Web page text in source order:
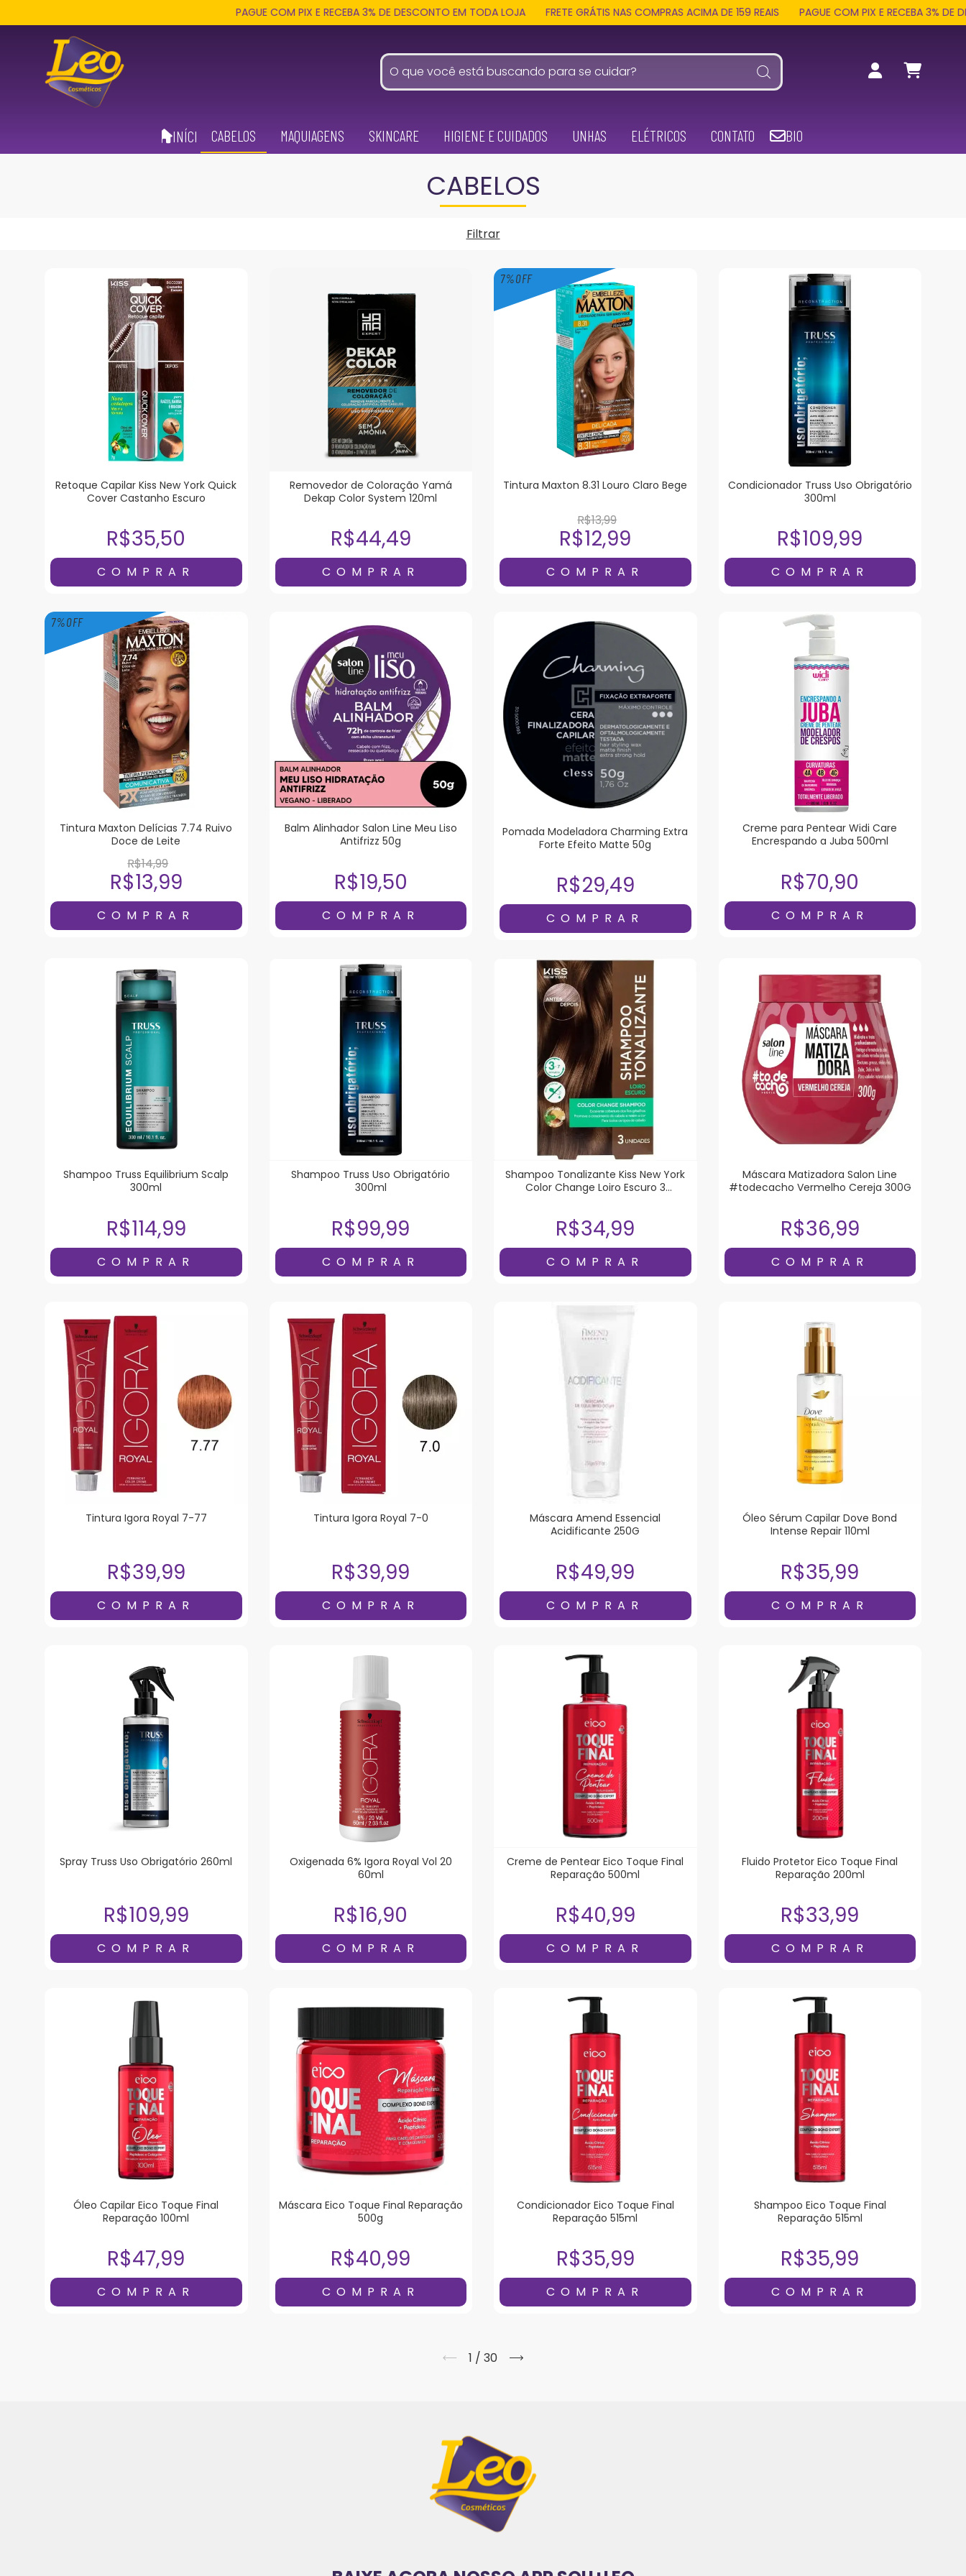
PAGUE COM PIX E RECEBA 3% DE DESCONTO EM TODA LOJA FRETE GRÁTIS NAS COMPRAS ACIMA DE 159 REAIS PAGUE COM PIX E RECEBA 3% DE DESCONTO
INÍCIO CABELOS MAQUIAGENS SKINCARE HIGIENE E CUIDADOS UNHAS ELÉTRICOS CONTATO BIO
CABELOS
Filtrar
Retoque Capilar Kiss New York Quick
Cover Castanho Escuro
R$35,50
Removedor de Coloração Yam
Dekap Color System 120ml
R$44,49
7%OFF
Tintura Maxton 8.31 Louro Claro Bege
R$13,99
R$12,99
Condicionador Truss Uso Obrigatório
300ml
R$109,99
7%OFF
Tintura Maxton Delícias 7.74 Ruivo
Doce de Leite
R$14,99
R$13,99
Balm Alinhador Salon Line Meu Liso
Antifrizz 50g
R$19,50
Pomada Modeladora Charming Extra
Forte Efeito Matte 50g
R$29,49
Creme para Pentear Widi Care
Encrespando a Juba 500ml
R$70,90
Shampoo Truss Equilibrium Scalp
300ml
R$114,99
Shampoo Truss Uso Obrigatório
300ml
R$99,99
Shampoo Tonalizante Kiss New York
Color Change Loiro Escuro 3
R$34,99
Máscara Matizadora Salon Line
#todecacho Vermelho Cereja 300G
R$36,99
Tintura Igora Royal 7-77
R$39,99
Tintura Igora Royal 7-0
R$39,99
Máscara Amend Essencial
Acidificante 250G
R$49,99
Óleo Sérum Capilar Dove Bond
Intense Repair 110ml
R$35,99
Spray Truss Uso Obrigatório 260ml
R$109,99
Oxigenada 6% Igora Royal Vol 20
60ml
R$16,90
Creme de Pentear Eico Toque Final
Reparação 500ml
R$40,99
Fluido Protetor Eico Toque Final
Reparação 200ml
R$33,99
Óleo Capilar Eico Toque Final
Reparação 100ml
R$47,99
Máscara Eico Toque Final Reparação
500g
R$40,99
Condicionador Eico Toque Final
Reparação 515ml
R$35,99
Shampoo Eico Toque Final
Reparação 515ml
R$35,99
1 / 30